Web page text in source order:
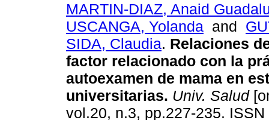
MARTIN-DIAZ, Anaid
USCANGA, Yolanda and
SIDA, Claudia. Relaciones
factor relacionado con la
autoexamen de mama en
universitarias. Univ. Salud
vol.20, n.3, pp.227-235.